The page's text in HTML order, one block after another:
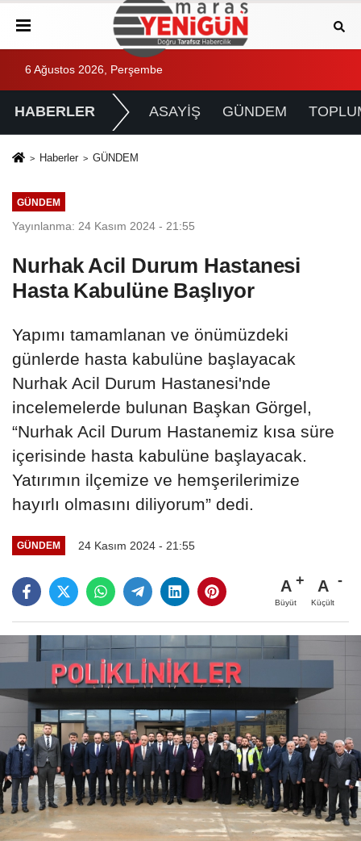
6 Ağustos 2026, Perşembe
HABERLER ASAYİŞ GÜNDEM
Haberler GÜNDEM
GÜNDEM
Yayınlanma: 24 Kasım 2024 - 21:55
Nurhak Acil Durum Hastanesi
Hasta Kabulüne Başlıyor
Yapımı tamamlanan ve önümüzdeki
günlerde hasta kabulüne başlayacak
Nurhak Acil Durum Hastanesi'nde
incelemelerde bulunan Başkan Görgel,
“Nurhak Acil Durum Hastanemiz kısa süre
içerisinde hasta kabulüne başlayacak.
Yatırımın ilçemize ve hemşerilerimize
hayırlı olmasını diliyorum” dedi.
GÜNDEM 24 Kasım 2024 - 21:55
A
Büyüt
A
Küçült